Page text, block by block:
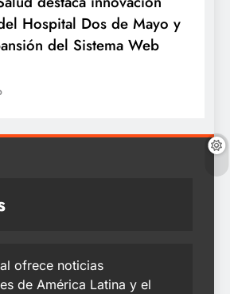
Hospital Dos de Mayo y
del Sistema Web
ofrece noticias
de América Latina y el